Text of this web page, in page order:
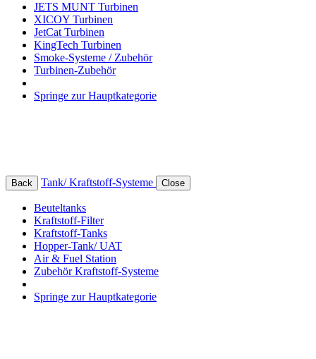
JETS MUNT Turbinen
XICOY Turbinen
JetCat Turbinen
KingTech Turbinen
Smoke-Systeme / Zubehör
Turbinen-Zubehör
Springe zur Hauptkategorie
Back Tank/ Kraftstoff-Systeme Close
Beuteltanks
Kraftstoff-Filter
Kraftstoff-Tanks
Hopper-Tank/ UAT
Air & Fuel Station
Zubehör Kraftstoff-Systeme
Springe zur Hauptkategorie